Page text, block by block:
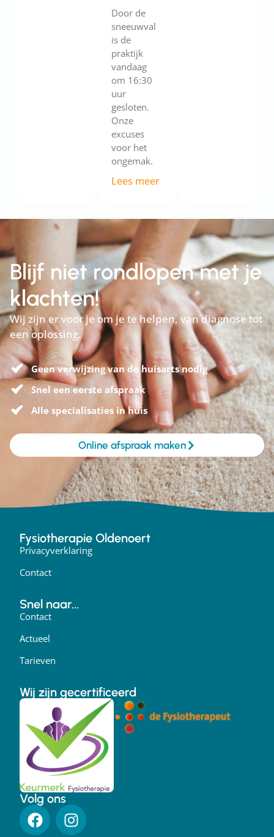
Door de
sneeuwval
is de
praktijk
vandaag
om 16:30
uur
gesloten.
Onze
excuses
voor het
ongemak.
Lees meer
Blijf niet rondlopen met je
klachten!
Wij zijn er voor je om je te helpen, van diagnose tot
een oplossing.
Geen verwijzing van de huisarts nodig
Snel een eerste afspraak
Alle specialisaties in huis
Online afspraak maken
Fysiotherapie Oldenoert
Privacyverklaring
Contact
Snel naar...
Contact
Actueel
Tarieven
Wij zijn gecertificeerd
Volg ons